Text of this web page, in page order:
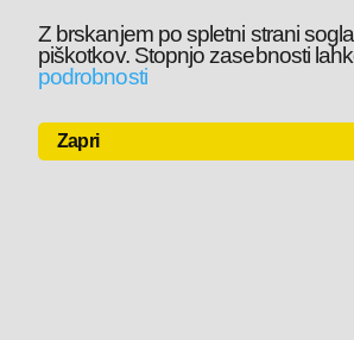
Z brskanjem po spletni strani
piškotkov. Stopnjo zasebnosti
podrobnosti
Zapri